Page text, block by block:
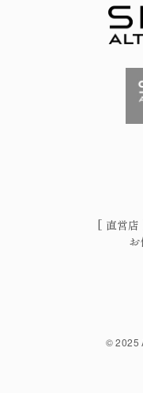
[ 直営
©︎ 2025